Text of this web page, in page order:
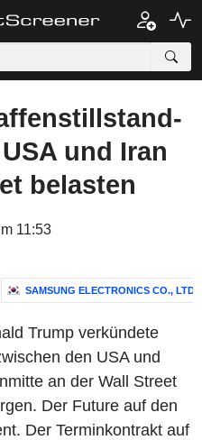
und Iran
belasten
11:53
SAMSUNG ELECTRONICS CO., LTD.
Trump verkündete
den USA und
an der Wall Street
Der Future auf den
Der Terminkontrakt auf